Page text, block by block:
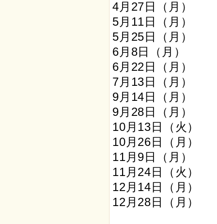
4月27日（月）
5月11日（月）
5月25日（月）
6月8日（月）
6月22日（月）
7月13日（月）
9月14日（月）
9月28日（月）
10月13日（火）
10月26日（月）
11月9日（月）
11月24日（火）
12月14日（月）
12月28日（月）